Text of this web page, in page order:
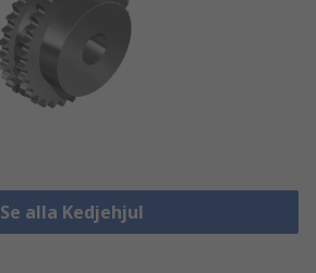
Se alla Kedjehjul